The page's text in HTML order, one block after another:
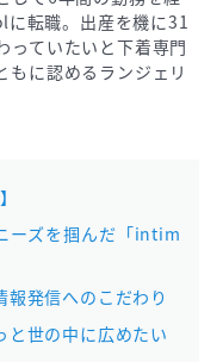
転職。出産を機に31
っていたいと下着専門
もに認めるランジェリ
ーズを掴んだ「intim
発信へのこだわり
と世の中に広めたい